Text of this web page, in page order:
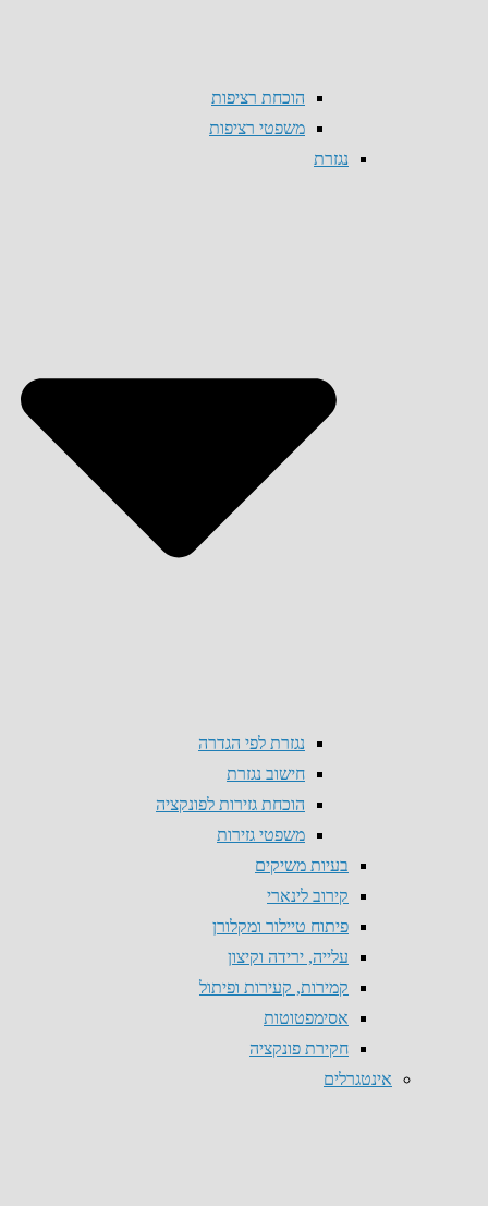
הוכחת רציפות
משפטי רציפות
נגזרת
נגזרת לפי הגדרה
חישוב נגזרת
הוכחת גזירות לפונקציה
משפטי גזירות
בעיות משיקים
קירוב לינארי
פיתוח טיילור ומקלורן
עלייה, ירידה וקיצון
קמירות, קעירות ופיתול
אסימפטוטות
חקירת פונקציה
אינטגרלים